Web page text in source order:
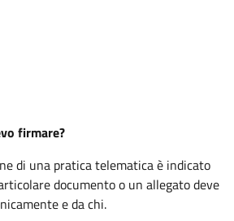
firmare?
di una pratica telematica è indicato
documento o un allegato deve
e da chi.